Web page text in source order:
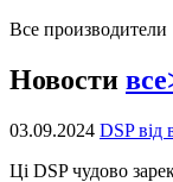
Все производители
Новости
03.09.2024 DSP від
Ці DSP чудово